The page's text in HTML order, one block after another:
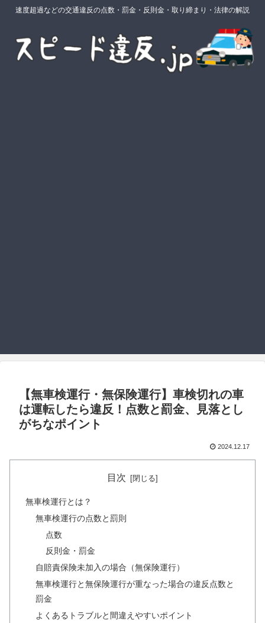
速度超過などの交通違反の点数・罰金・反則金・取り締まり・法律の解説
【無車検運行・無保険運行】車検切れの車
は運転したら違反！点数と罰金、見落とし
がちなポイント
2024.12.17
目次
無車検運行とは？
無車検運行の点数と罰則
点数
反則金・罰金
自賠責保険未加入の場合（無保険運行）
無車検運行と無保険運行が重なった場合の違反点数と
罰金
よくあるトラブルと間違えやすいポイント